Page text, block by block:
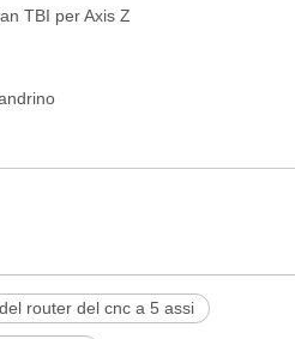
TBI per Axis Z
router del cnc a 5 assi